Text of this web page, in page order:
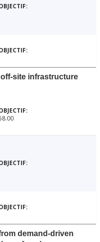
site infrastructure
demand-driven